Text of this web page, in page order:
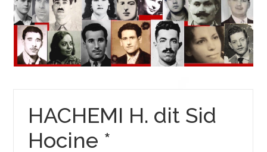
HACHEMI H. dit Sid
Hocine *